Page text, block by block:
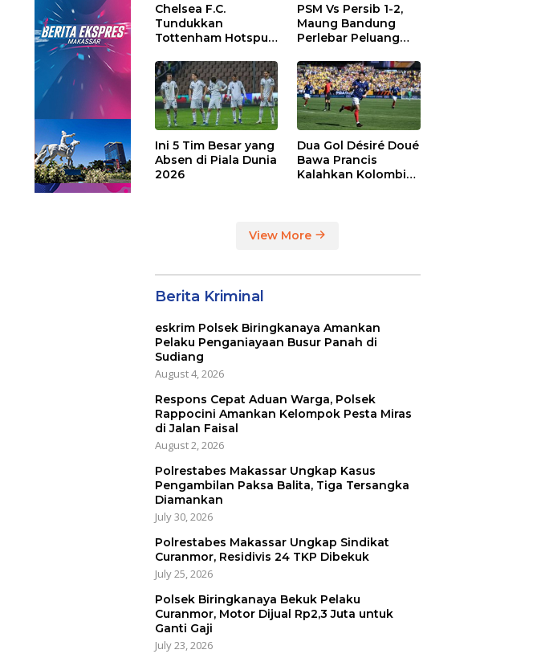
Chelsea F.C.
Tundukkan
Tottenham Hotspur
Bridge
PSM Vs Persib 1-2,
Maung Bandung
Perlebar Peluang
League
Ini 5 Tim Besar yang
Absen di Piala Dunia
2026
Dua Gol Désiré Doué
Bawa Prancis
Kalahkan Kolombia
View More
Berita Kriminal
eskrim Polsek Biringkanaya Amankan
Pelaku Penganiayaan Busur Panah di
Sudiang
August 4, 2026
Respons Cepat Aduan Warga, Polsek
Rappocini Amankan Kelompok Pesta Miras
di Jalan Faisal
August 2, 2026
Polrestabes Makassar Ungkap Kasus
Pengambilan Paksa Balita, Tiga Tersangka
Diamankan
July 30, 2026
Polrestabes Makassar Ungkap Sindikat
Curanmor, Residivis 24 TKP Dibekuk
July 25, 2026
Polsek Biringkanaya Bekuk Pelaku
Curanmor, Motor Dijual Rp2,3 Juta untuk
Ganti Gaji
July 23, 2026